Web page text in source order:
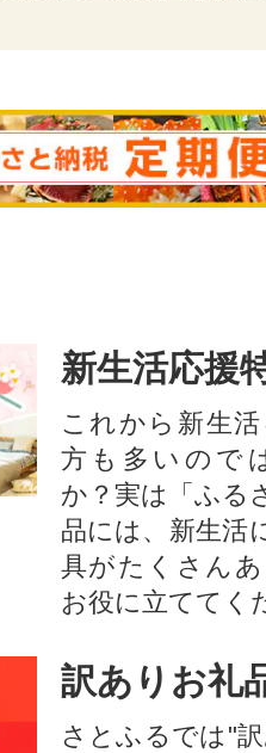
新生活応援
これから新生
方も多いので
か？実は「ふる
品には、新生活
具がたくさん
お役に立ててく
訳ありお礼
さとふるでは"